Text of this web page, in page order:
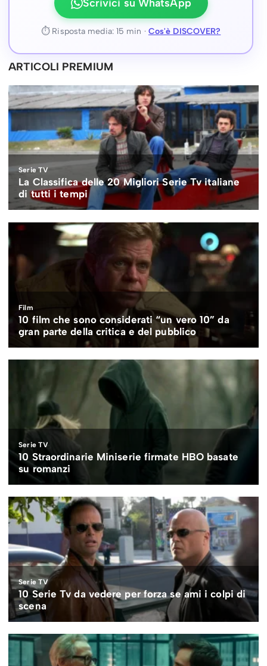
Scrivici su WhatsApp
⏱ Risposta media: 15 min · Cos'è DISCOVER?
ARTICOLI PREMIUM